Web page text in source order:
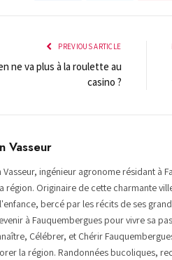
PREVIOUS ARTICLE
ne va plus à la roulette au
casino ?
Vasseur
Vasseur, ingénieur agronome résidant à
région. Originaire de cette charmante
bercé par les récits de ses
à Fauquembergues pour vivre sa
Célébrer, et Chérir
la région. Randonnées bucoliques,